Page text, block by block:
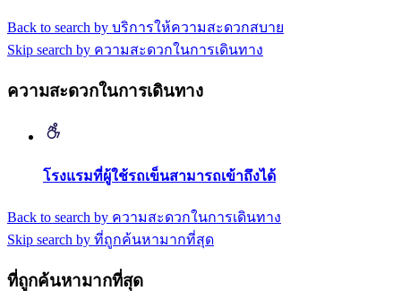
Back to search by บริการให้ความสะดวกสบาย
Skip search by ความสะดวกในการเดินทาง
ความสะดวกในการเดินทาง
โรงแรมที่ผู้ใช้รถเข็นสามารถเข้าถึงได้
Back to search by ความสะดวกในการเดินทาง
Skip search by ที่ถูกค้นหามากที่สุด
ที่ถูกค้นหามากที่สุด